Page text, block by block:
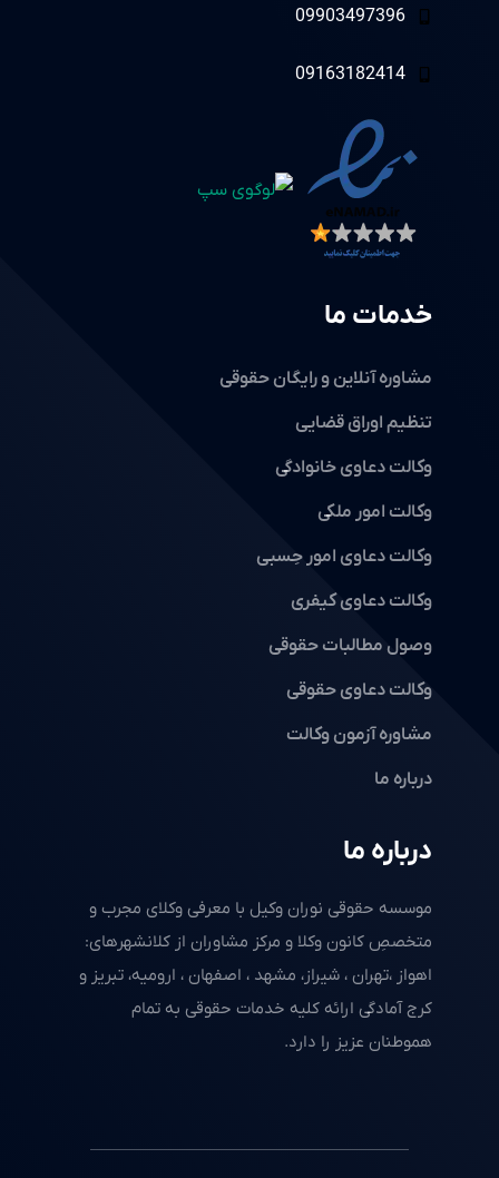
درباره ما
موسسه حقوقی نوران وکیل با معرفی وکلای مجرب و
متخصصِ کانون وکلا و مرکز مشاوران از کلانشهرهای:
اهواز ،تهران ، شیراز، مشهد ، اصفهان ، ارومیه، تبریز و
کرج آمادگی ارائه کلیه خدمات حقوقی به تمام
هموطنان عزیز را دارد.
خدمات ما
مشاوره آنلاین و رایگان حقوقی
تنظیم اوراق قضایی
وکالت دعاوی خانوادگی
وکالت امور ملکی
وکالت دعاوی امور حِسبی
وکالت دعاوی کیفری
وصول مطالبات حقوقی
وکالت دعاوی حقوقی
مشاوره آزمون وکالت
درباره ما
09903497396
09163182414